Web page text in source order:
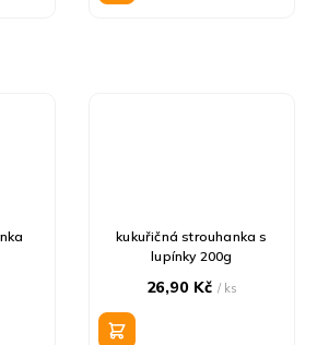
kukuřičná strouhanka s
lupínky 200g
26,90 Kč/ ks